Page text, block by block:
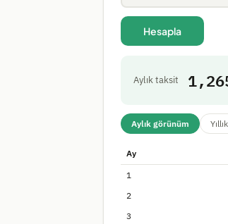
Hesapla
Aylık taksit
Aylık görünüm
Ay
1
2
3